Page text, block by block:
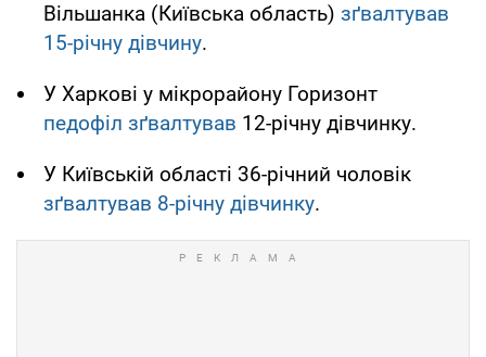
Вільшанка (Київська область) зґвалтував
15-річну дівчину.
У Харкові у мікрорайону Горизонт
педофіл зґвалтував 12-річну дівчинку.
У Київській області 36-річний чоловік
зґвалтував 8-річну дівчинку.